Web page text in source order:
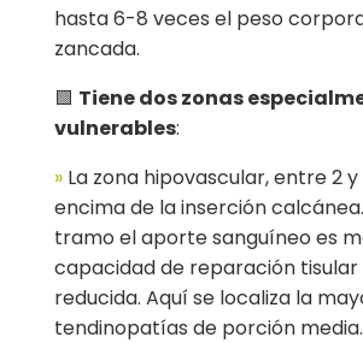
hasta 6-8 veces el peso
zancada.
🟩 Tiene dos zonas
vulnerables:
»La zona hipovascular, entre 2
encima de la inserción
tramo el aporte sanguíneo es
capacidad de reparación
reducida. Aquí se localiza la
tendinopatías de porción media.